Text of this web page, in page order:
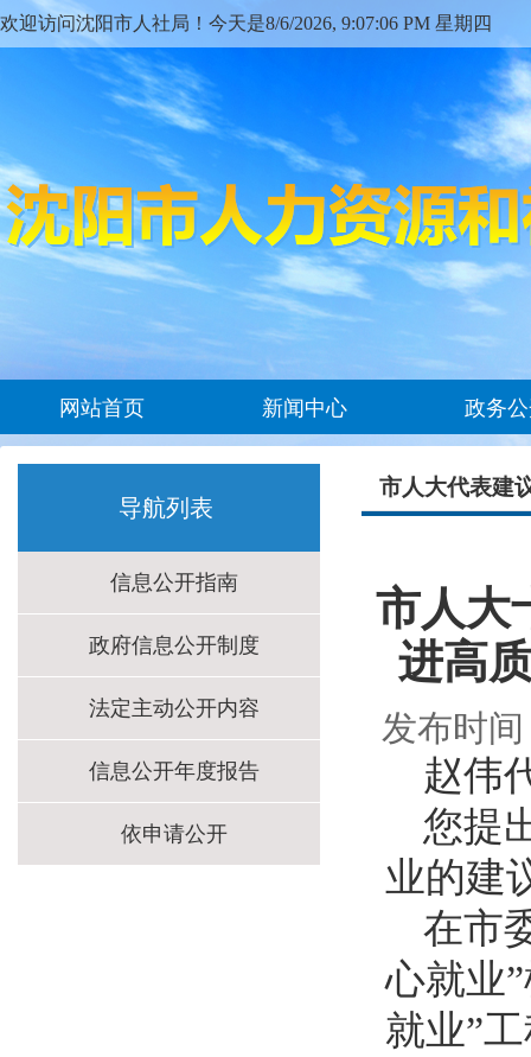
欢迎访问沈阳市人社局！今天是8/6/2026, 9:07:07 PM 星期四
网站首页 新闻中心 政务
导航列表
信息公开指南
政府信息公开制度
法定主动公开内容
信息公开年度报告
依申请公开
市人大代表建
市人大
进高
发布时
赵伟
您提
业的建
在市
心就业
就业”